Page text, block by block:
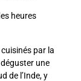
heures
par la
une
de l’Inde, y